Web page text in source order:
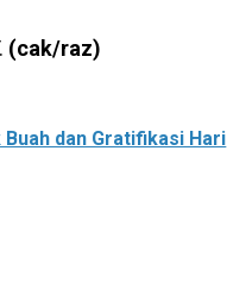
(cak/raz)
dan Gratifikasi Hari